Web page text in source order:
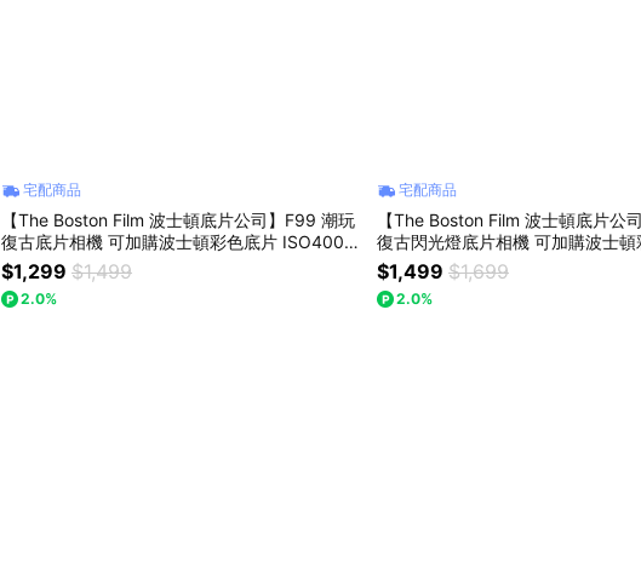
宅配商品
【The Boston Film 波士頓底片公司】F99 潮玩
復古底片相機 可加購波士頓彩色底片 ISO400 1
2張 乙盒 - 晴空藍
$1,299 $1,499
2.0%
宅配商品
【The Boston Film 波士頓底片公
復古閃光燈底片相機 可加購波士頓
400 12張 乙盒 - 純白
$1,499 $1,699
2.0%